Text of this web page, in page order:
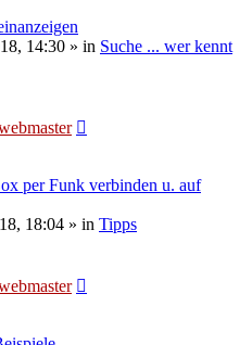
14:30 » in Suche ... wer kennt
per Funk verbinden u. auf
18:04 » in Tipps